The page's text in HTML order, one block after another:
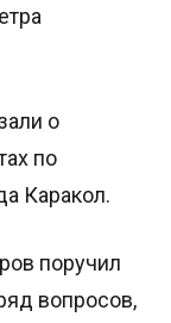
о
по
Каракол.
поручил
вопросов,